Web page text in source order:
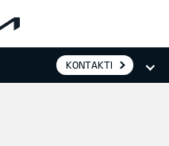
KONTAKTI